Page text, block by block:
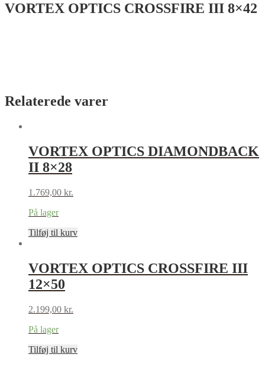
VORTEX OPTICS CROSSFIRE III 8×42
Relaterede varer
VORTEX OPTICS DIAMONDBACK
II 8×28
1.769,00 kr.
På lager
Tilføj til kurv
VORTEX OPTICS CROSSFIRE III
12×50
2.199,00 kr.
På lager
Tilføj til kurv